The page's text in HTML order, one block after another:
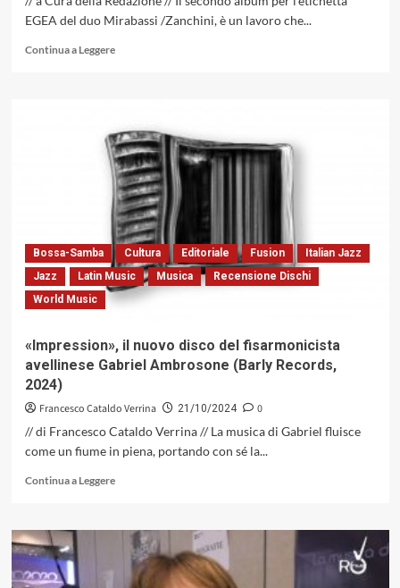
EGEA del duo Mirabassi /Zanchini, è un lavoro che...
Continua a LeggereLeggi
Mirabassi
presenta
«Un
ballo
con
la
luna»,
presso
l’EGEA
Record
Store
Venerdì
25
alle
Bossa-Samba Cultura Editoriale Fusion
Italian Jazz
Jazz
Latin Music Musica
Recensione Dischi
World Music
«Impression», il nuovo disco del fisarmonicista
avellinese Gabriel Ambrosone (Barly Records,
2024)
Francesco Cataldo Verrina 21/10/2024
0
// di Francesco Cataldo Verrina // La musica di Gabriel fluisce
come un fiume in piena, portando con sé la...
Continua a LeggereLeggi
su
«Impression»,
nuovo